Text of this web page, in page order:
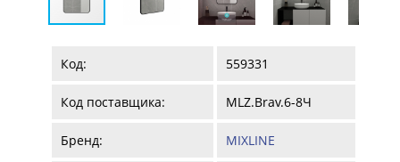
Код: 559331
Код поставщика: MLZ.Brav.6-8Ч
Бренд: MIXLINE